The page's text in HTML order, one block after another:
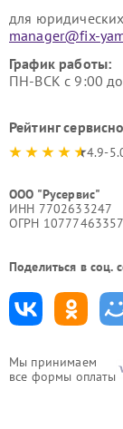
Мы принимаем
все формы оплаты
для
manager@fix-
График работы:
ПН-ВСК с 9:00
Рейтинг
4.9-
ООО "Русервис"
ИНН 7702633247
ОГРН
Поделиться в соц.